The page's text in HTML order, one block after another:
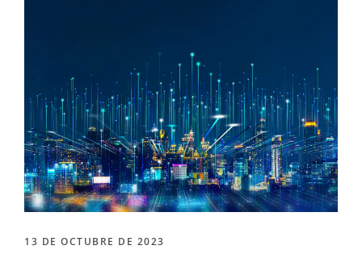
13 DE OCTUBRE DE 2023